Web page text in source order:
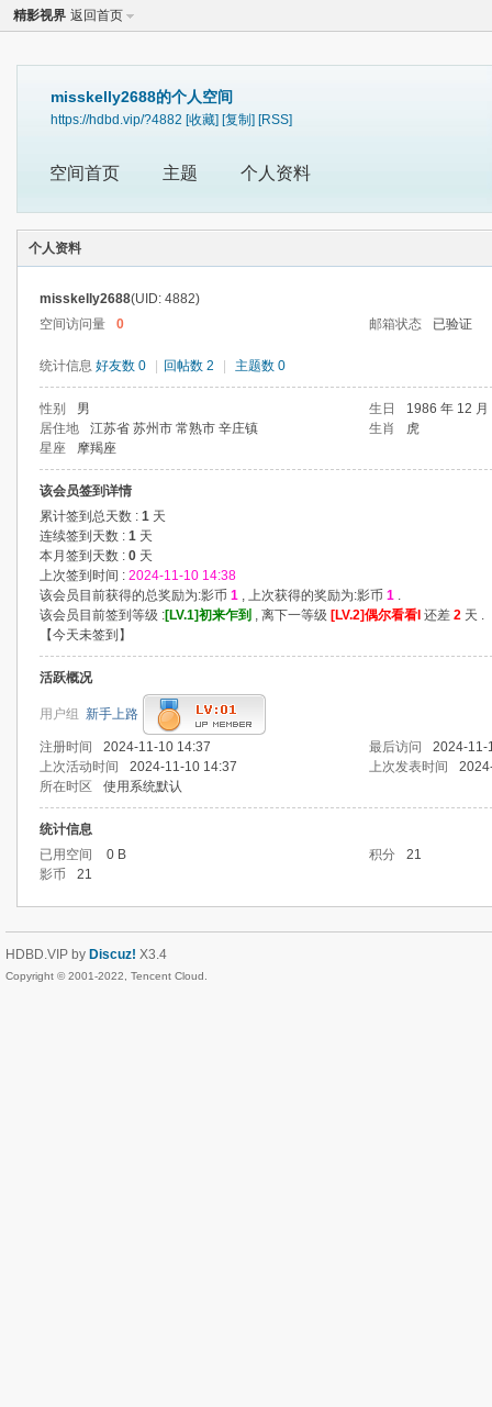
精影视界 返回首页
misskelly2688的个人空间
https://hdbd.vip/?4882 [收藏] [复制] [RSS]
空间首页 主题 个人资料
个人资料
misskelly2688(UID: 4882)
空间访问量
0 邮箱状态 已验证
统计信息 好友数 0 回帖数 2 主题数 0
性别 男 生日
1986 年 12 月
居住地
江苏省 苏州市 常熟市 辛庄镇 生肖
虎
星座
摩羯座
该会员签到详情
累计签到总天数 : 1 天
连续签到天数 : 1 天
本月签到天数 : 0 天
上次签到时间 : 2024-11-10 14:38
该会员目前获得的总奖励为:影币 1 , 上次获得的奖励为:影币 1 .
该会员目前签到等级 :[LV.1]初来乍到 , 离下一等级 [LV.2]偶尔看看I 还差 2 天 .
【今天未签到 】
活跃概况
用户组 新手上路
注册时间 2024-11-10 14:37 最后访问
2024-11-
上次活动时间
2024-11-10 14:37 上次发表时间
所在时区
使用系统默认
统计信息
已用空间
0 B 积分
21
影币
21
HDBD.VIP by Discuz! X3.4
Copyright © 2001-2022, Tencent Cloud.